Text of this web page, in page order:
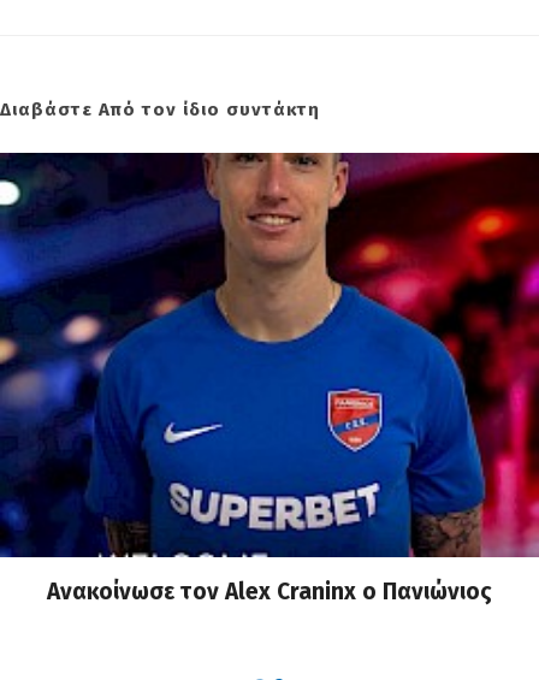
Διαβάστε Από τον ίδιο συντάκτη
ο Πανιώνιος
Πανιώνιος: Η επίσημη